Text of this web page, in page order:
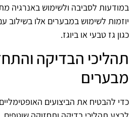
במודעות לסביבה ולשימוש באנרגיה
יוזמות לשימוש במבערים אלו בשילוב
כגון גז טבעי או ביוגז.
תהליכי הבדיקה
מבערים
כדי להבטיח את הביצועים